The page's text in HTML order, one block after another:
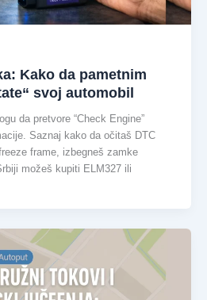
Kako da pametnim
svoj automobil
da pretvore “Check Engine”
Saznaj kako da očitaš DTC
frame, izbegneš zamke
možeš kupiti ELM327 ili